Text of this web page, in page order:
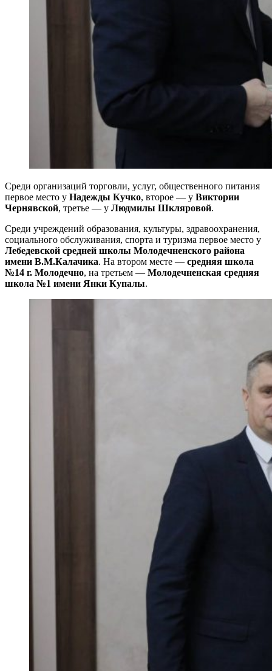
Среди организаций торговли, услуг, общественного питания
первое место у Надежды Кучко, второе — у Виктории
Чернявской, третье — у Людмилы Шкляровой.
Среди учреждений образования, культуры, здравоохранения,
социального обслуживания, спорта и туризма первое место у
Лебедевской средней школы Молодечненского района
имени В.М.Калачика. На втором месте — средняя школа
№14 г. Молодечно, на третьем — Молодечненская средняя
школа №1 имени Янки Купалы.